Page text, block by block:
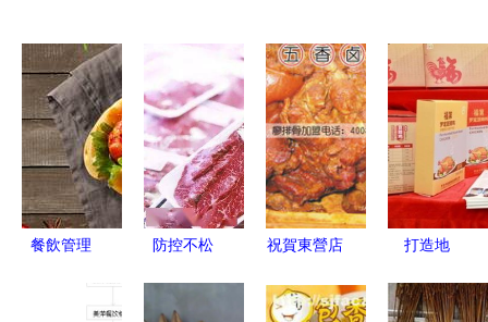
餐飲管理
踐的全面指
防控不松
家知名餐飲
祝賀東營店
攜手四川廖
打造地
房”，促使